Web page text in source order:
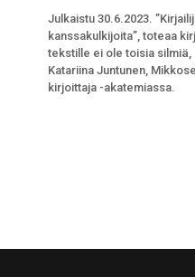
Julkaistu 30.6.2023.
kanssakulkijoita”, toteaa
tekstille ei ole toisia silmiä,
Katariina Juntunen,
kirjoittaja -akatemiassa.